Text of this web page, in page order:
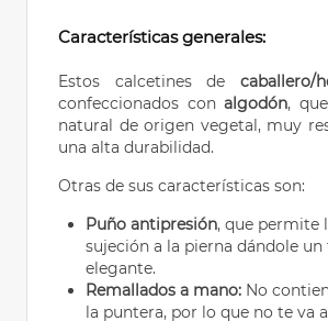
Características generales:
Estos calcetines de caballero/
confeccionados con algodón,
natural de origen vegetal, muy
una alta durabilidad.
Otras de sus características son:
Puño antipresión, que permite
sujeción a la pierna dándole
elegante.
Remallados a mano: No
la puntera, por lo que no te va